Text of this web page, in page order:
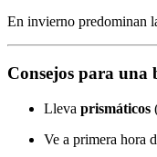
En invierno predominan
Consejos para una
Lleva prismáticos
Ve a primera hora